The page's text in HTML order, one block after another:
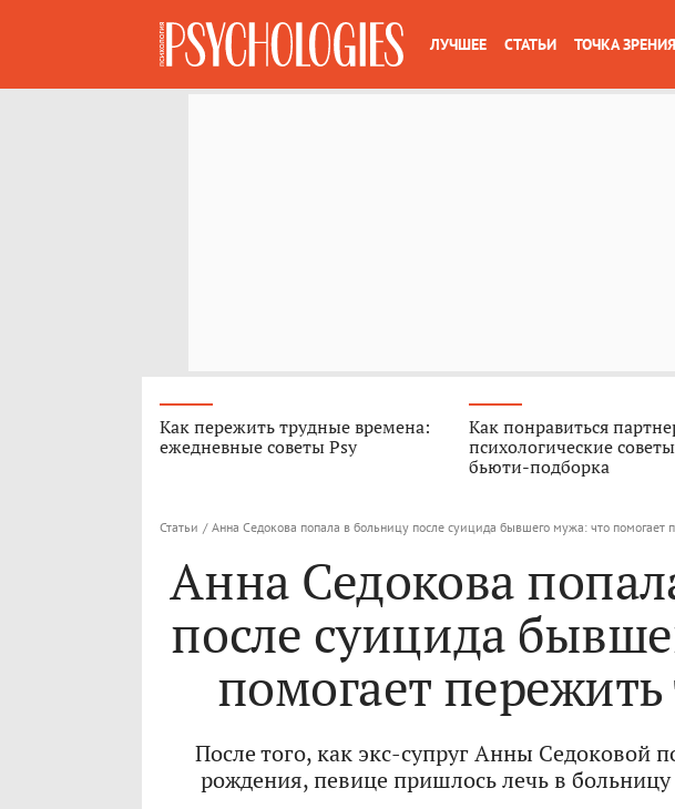
ЛУЧШЕЕ СТАТЬИ ТОЧКА ЗРЕНИЯ
Как пережить трудные времена:
ежедневные советы Psy
Как понравиться
психологические
бьюти-подборка
Статьи / Анна Седокова попала в больницу после суицида бывшего мужа: что помогает
Анна Седокова
после суицида
помогает
После того, как экс-супруг Анны Седоковой
рождения, певице пришлось лечь в